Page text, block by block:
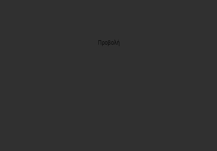
Προβολή